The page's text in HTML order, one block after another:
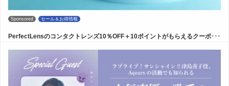
Sponsored セール＆お得情報
PerfectLensのコンタクトレンズ10％OFF＋10ポイントがもらえるクーポ･･･